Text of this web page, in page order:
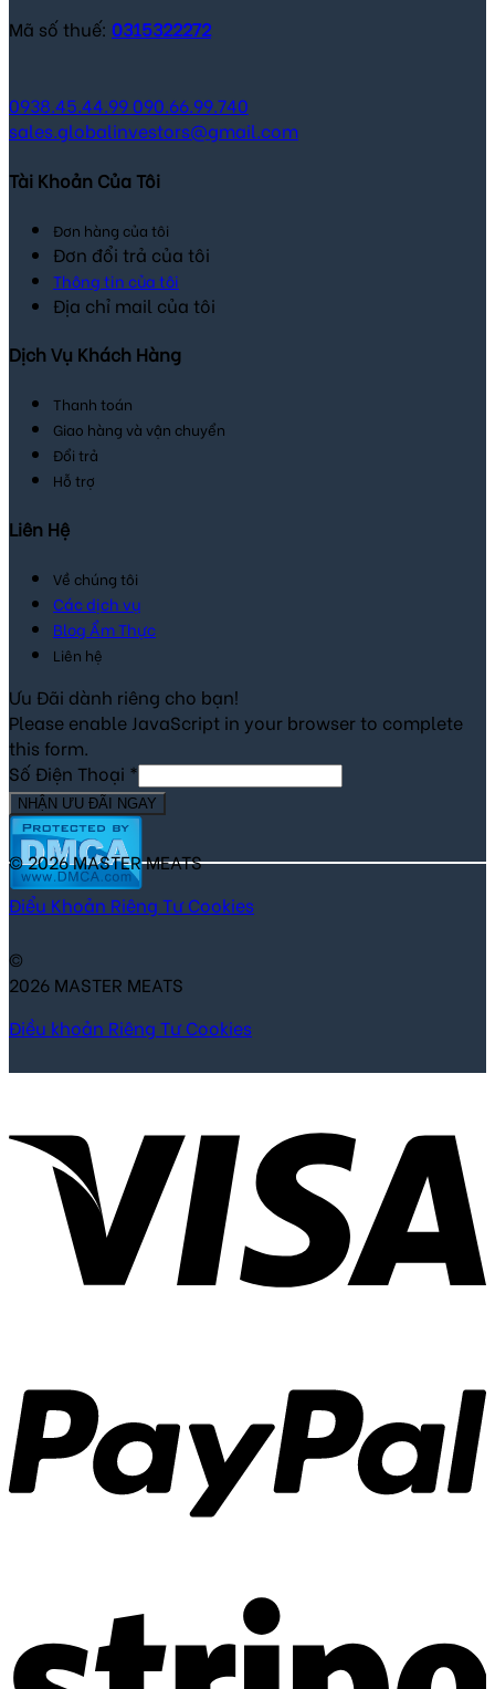
Mã số thuế: 0315322272
0938.45.44.99090.66.99.740
sales.globalinvestors@gmail.com
Tài Khoản Của Tôi
Đơn hàng của tôi
Đơn đổi trả của tôi
Thông tin của tôi
Địa chỉ mail của tôi
Dịch Vụ Khách Hàng
Thanh toán
Giao hàng và vận chuyển
Đổi trả
Hỗ trợ
Liên Hệ
Về chúng tôi
Các dịch vụ
Blog Ẩm Thực
Liên hệ
Ưu Đãi dành riêng cho bạn!
Please enable JavaScript in your browser to complete
this form.
Số Điện Thoại *
NHẬN ƯU ĐÃI NGAY
© 2026 MASTER MEATS
Điểu Khoản Riêng Tư Cookies
©
2026 MASTER MEATS
Điều khoản Riêng Tư Cookies